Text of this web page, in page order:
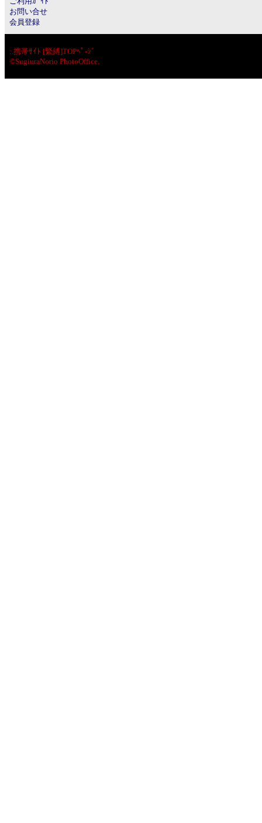
お問い合せ
会員登録
:.携帯ｻｲﾄ [緊縛]TOPﾍﾟ-ｼﾞ
©SugiuraNorio PhotoOffice.